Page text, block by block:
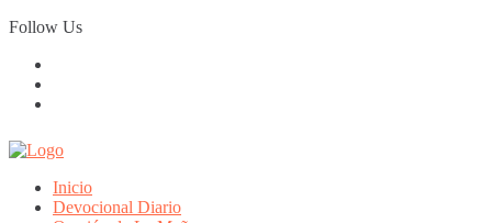
Skip
to
Follow Us
Inicio
Devocional Diario